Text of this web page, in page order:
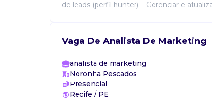
de leads (perfil hunter). - Gerenciar e
Vaga De Analista De Marketing
analista de marketing
Noronha Pescados
Presencial
Recife / PE